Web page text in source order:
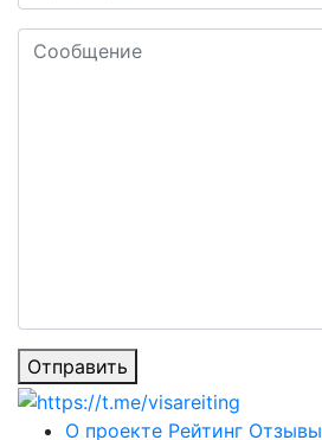
Отправить
О проекте Рейтинг Отзывы